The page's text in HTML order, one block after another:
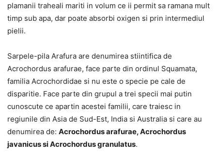
plamanii traheali mariti in volum ce ii permit sa ramana mult
timp sub apa, dar poate absorbi oxigen si prin intermediul
pielii.
Sarpele-pila Arafura are denumirea stiintifica de
Acrochordus arafurae, face parte din ordinul Squamata,
familia Acrochordidae si nu este o specie pe cale de
disparitie. Face parte din grupul a trei specii mai putin
cunoscute ce apartin acestei familii, care traiesc in
regiunile din Asia de Sud-Est, India si Australia si care au
denumirea de: Acrochordus arafurae, Acrochordus
javanicus si Acrochordus granulatus.